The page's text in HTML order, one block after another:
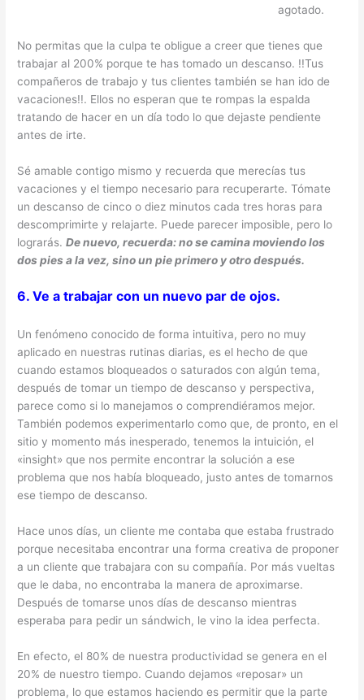
agotado.
No permitas que la culpa te obligue a creer que tienes que
trabajar al 200% porque te has tomado un descanso. !!Tus
compañeros de trabajo y tus clientes también se han ido de
vacaciones!!. Ellos no esperan que te rompas la espalda
tratando de hacer en un día todo lo que dejaste pendiente
antes de irte.
Sé amable contigo mismo y recuerda que merecías tus
vacaciones y el tiempo necesario para recuperarte. Tómate
un descanso de cinco o diez minutos cada tres horas para
descomprimirte y relajarte. Puede parecer imposible, pero lo
lograrás.De nuevo, recuerda: no se camina moviendo los
dos pies a la vez, sino un pie primero y otro después.
6. Ve a trabajar con un nuevo par de ojos.
Un fenómeno conocido de forma intuitiva, pero no muy
aplicado en nuestras rutinas diarias, es el hecho de que
cuando estamos bloqueados o saturados con algún tema,
después de tomar un tiempo de descanso y perspectiva,
parece como si lo manejamos o comprendiéramos mejor.
También podemos experimentarlo como que, de pronto, en el
sitio y momento más inesperado, tenemos la intuición, el
«insight» que nos permite encontrar la solución a ese
problema que nos había bloqueado, justo antes de tomarnos
ese tiempo de descanso.
Hace unos días, un cliente me contaba que estaba frustrado
porque necesitaba encontrar una forma creativa de proponer
a un cliente que trabajara con su compañía. Por más vueltas
que le daba, no encontraba la manera de aproximarse.
Después de tomarse unos días de descanso mientras
esperaba para pedir un sándwich, le vino la idea perfecta.
En efecto, el 80% de nuestra productividad se genera en el
20% de nuestro tiempo. Cuando dejamos «reposar» un
problema, lo que estamos haciendo es permitir que la parte